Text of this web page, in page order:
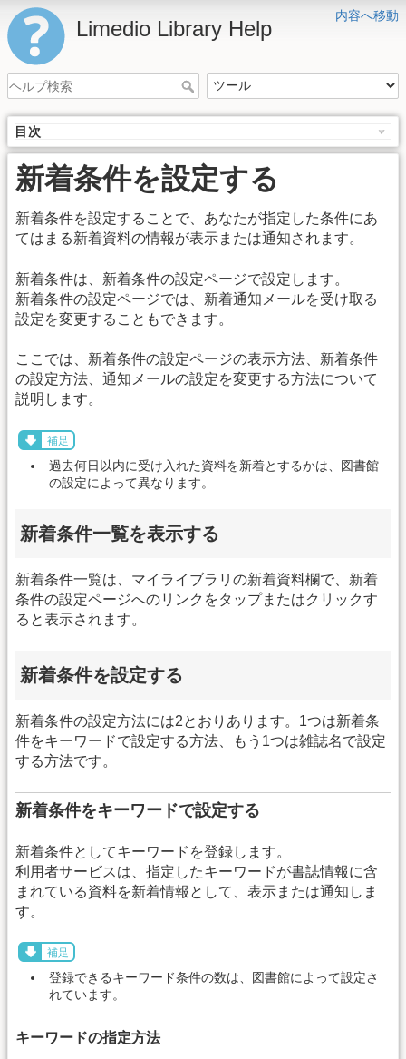
内容へ移動
Limedio Library Help
目次
新着条件を設定する
新着条件を設定することで、あなたが指定した条件にあ
てはまる新着資料の情報が表示または通知されます。
新着条件は、新着条件の設定ページで設定します。
新着条件の設定ページでは、新着通知メールを受け取る
設定を変更することもできます。
ここでは、新着条件の設定ページの表示方法、新着条件
の設定方法、通知メールの設定を変更する方法について
説明します。
補足
過去何日以内に受け入れた資料を新着とするかは、図書館
の設定によって異なります。
新着条件一覧を表示する
新着条件一覧は、マイライブラリの新着資料欄で、新着
条件の設定ページへのリンクをタップまたはクリックす
ると表示されます。
新着条件を設定する
新着条件の設定方法には2とおりあります。1つは新着条
件をキーワードで設定する方法、もう1つは雑誌名で設定
する方法です。
新着条件をキーワードで設定する
新着条件としてキーワードを登録します。
利用者サービスは、指定したキーワードが書誌情報に含
まれている資料を新着情報として、表示または通知しま
す。
補足
登録できるキーワード条件の数は、図書館によって設定さ
れています。
キーワードの指定方法